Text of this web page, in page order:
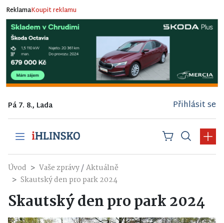
ReklamaKoupit reklamu
Pá 7. 8., Lada Přihlásit se
Úvod Vaše zprávy/Aktuálně
Skautský den pro park 2024
Skautský den pro park 2024